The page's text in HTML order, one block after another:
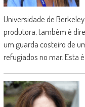
Universidade de
produtora, também é
um guarda costeiro de
refugiados no mar. Esta